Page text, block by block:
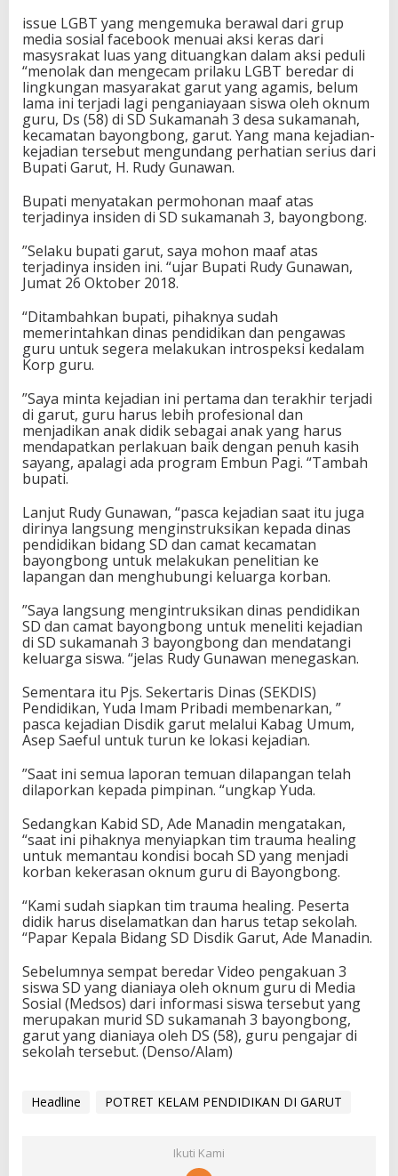
issue LGBT yang mengemuka berawal dari grup
media sosial facebook menuai aksi keras dari
masysrakat luas yang dituangkan dalam aksi peduli
“menolak dan mengecam prilaku LGBT beredar di
lingkungan masyarakat garut yang agamis, belum
lama ini terjadi lagi penganiayaan siswa oleh oknum
guru, Ds (58) di SD Sukamanah 3 desa sukamanah,
kecamatan bayongbong, garut. Yang mana kejadian-
kejadian tersebut mengundang perhatian serius dari
Bupati Garut, H. Rudy Gunawan.
Bupati menyatakan permohonan maaf atas
terjadinya insiden di SD sukamanah 3, bayongbong.
”Selaku bupati garut, saya mohon maaf atas
terjadinya insiden ini. “ujar Bupati Rudy Gunawan,
Jumat 26 Oktober 2018.
“Ditambahkan bupati, pihaknya sudah
memerintahkan dinas pendidikan dan pengawas
guru untuk segera melakukan introspeksi kedalam
Korp guru.
”Saya minta kejadian ini pertama dan terakhir terjadi
di garut, guru harus lebih profesional dan
menjadikan anak didik sebagai anak yang harus
mendapatkan perlakuan baik dengan penuh kasih
sayang, apalagi ada program Embun Pagi. “Tambah
bupati.
Lanjut Rudy Gunawan, “pasca kejadian saat itu juga
dirinya langsung menginstruksikan kepada dinas
pendidikan bidang SD dan camat kecamatan
bayongbong untuk melakukan penelitian ke
lapangan dan menghubungi keluarga korban.
”Saya langsung mengintruksikan dinas pendidikan
SD dan camat bayongbong untuk meneliti kejadian
di SD sukamanah 3 bayongbong dan mendatangi
keluarga siswa. “jelas Rudy Gunawan menegaskan.
Sementara itu Pjs. Sekertaris Dinas (SEKDIS)
Pendidikan, Yuda Imam Pribadi membenarkan, ”
pasca kejadian Disdik garut melalui Kabag Umum,
Asep Saeful untuk turun ke lokasi kejadian.
”Saat ini semua laporan temuan dilapangan telah
dilaporkan kepada pimpinan. “ungkap Yuda.
Sedangkan Kabid SD, Ade Manadin mengatakan,
“saat ini pihaknya menyiapkan tim trauma healing
untuk memantau kondisi bocah SD yang menjadi
korban kekerasan oknum guru di Bayongbong.
“Kami sudah siapkan tim trauma healing. Peserta
didik harus diselamatkan dan harus tetap sekolah.
“Papar Kepala Bidang SD Disdik Garut, Ade Manadin.
Sebelumnya sempat beredar Video pengakuan 3
siswa SD yang dianiaya oleh oknum guru di Media
Sosial (Medsos) dari informasi siswa tersebut yang
merupakan murid SD sukamanah 3 bayongbong,
garut yang dianiaya oleh DS (58), guru pengajar di
sekolah tersebut. (Denso/Alam)
Headline POTRET KELAM PENDIDIKAN DI GARUT
Ikuti Kami